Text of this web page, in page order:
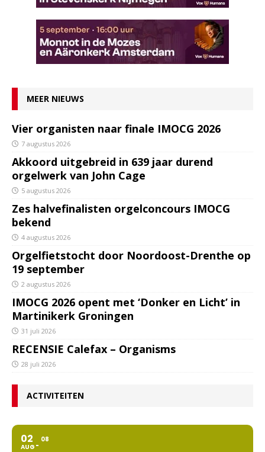
MEER NIEUWS
Vier organisten naar finale IMOCG 2026
7 augustus 2026
Akkoord uitgebreid in 639 jaar durend
orgelwerk van John Cage
5 augustus 2026
Zes halvefinalisten orgelconcours IMOCG
bekend
4 augustus 2026
Orgelfietstocht door Noordoost-Drenthe op
19 september
2 augustus 2026
IMOCG 2026 opent met ‘Donker en Licht’ in
Martinikerk Groningen
31 juli 2026
RECENSIE Calefax – Organisms
28 juli 2026
ACTIVITEITEN
02
AUG
08